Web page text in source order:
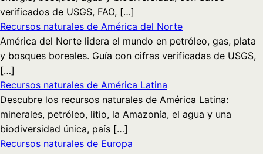
verificados de USGS, FAO, […]
Recursos naturales de América del Norte
América del Norte lidera el mundo en petróleo, gas, plata
y bosques boreales. Guía con cifras verificadas de USGS,
[…]
Recursos naturales de América Latina
Descubre los recursos naturales de América Latina:
minerales, petróleo, litio, la Amazonía, el agua y una
biodiversidad única, país […]
Recursos naturales de Europa